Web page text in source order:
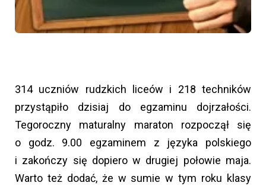
314 uczniów rudzkich liceów i 218 techników
przystąpiło dzisiaj do egzaminu dojrzałości.
Tegoroczny maturalny maraton rozpoczął się
o godz. 9.00 egzaminem z języka polskiego
i zakończy się dopiero w drugiej połowie maja.
Warto też dodać, że w sumie w tym roku klasy